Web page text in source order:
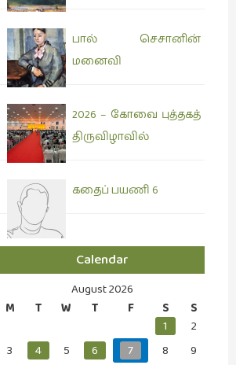
பால் செசானின்
மனைவி
2026 – கோவை புத்தகத்
திருவிழாவில்
கதைப் பயணி 6
Calendar
August 2026
M
T W T F S
S
1
2
3
4 5 6 7 8
9